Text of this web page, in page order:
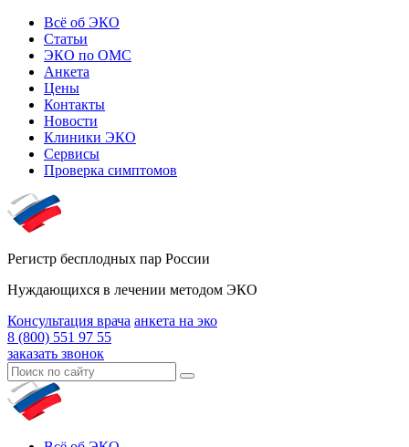
Всё об ЭКО
Статьи
ЭКО по ОМС
Анкета
Цены
Контакты
Новости
Клиники ЭКО
Сервисы
Проверка симптомов
Регистр бесплодных пар России
Нуждающихся в лечении методом ЭКО
Консультация врача анкета на эко
8 (800) 551 97 55
заказать звонок